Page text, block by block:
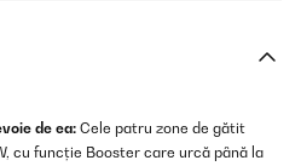
de ea:Cele patru zone de gătit
cu funcție Booster care urcă până la